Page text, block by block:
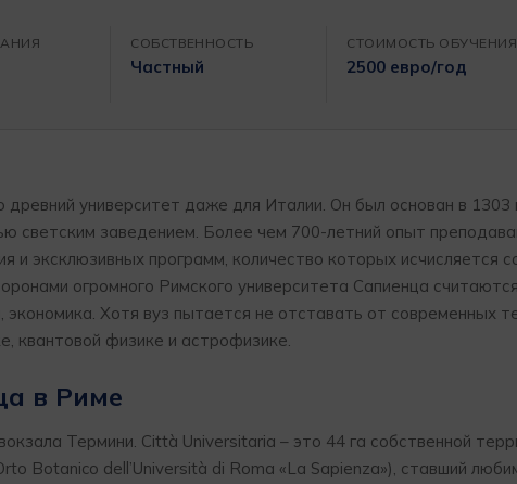
СОБСТВЕННОСТЬ
Частный
СТОИМОСТЬ ОБУЧЕНИЯ
2500 евро/год
древний университет даже для Италии. Он был основан в
светским заведением. Более чем 700-летний опыт
и эксклюзивных программ, количество которых исчисляется
огромного Римского университета Сапиенца
Хотя вуз пытается не отставать от современных
квантовой физике и астрофизике.
в Риме
Термини. Città Universitaria – это 44 га собственной
Botanico dell’Università di Roma «La Sapienza»), ставший